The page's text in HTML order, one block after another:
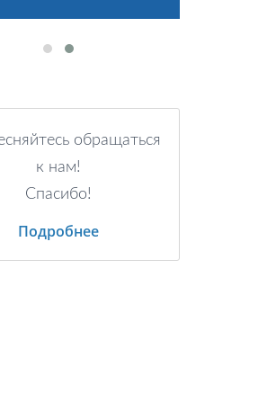
обращаться
к нам!
Спасибо!
Подробнее